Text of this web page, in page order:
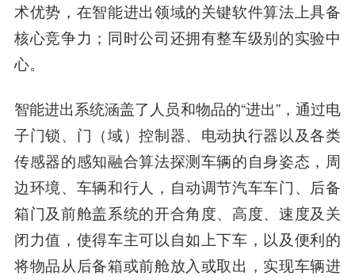
术优势，在智能进出领域的关键软件算法上具备
核心竞争力；同时公司还拥有整车级别的实验中
心。
智能进出系统涵盖了人员和物品的“进出”，通过电
子门锁、门（域）控制器、电动执行器以及各类
传感器的感知融合算法探测车辆的自身姿态，周
边环境、车辆和行人，自动调节汽车车门、后备
箱门及前舱盖系统的开合角度、高度、速度及关
闭力值，使得车主可以自如上下车，以及便利的
将物品从后备箱或前舱放入或取出，实现车辆进